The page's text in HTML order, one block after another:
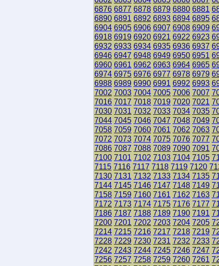
6876 6877 6878 6879 6880 6881
6890 6891 6892 6893 6894 6895
6904 6905 6906 6907 6908 6909
6918 6919 6920 6921 6922 6923
6932 6933 6934 6935 6936 6937
6946 6947 6948 6949 6950 6951
6960 6961 6962 6963 6964 6965
6974 6975 6976 6977 6978 6979
6988 6989 6990 6991 6992 6993
7002 7003 7004 7005 7006 7007
7016 7017 7018 7019 7020 7021
7030 7031 7032 7033 7034 7035
7044 7045 7046 7047 7048 7049
7058 7059 7060 7061 7062 7063
7072 7073 7074 7075 7076 7077
7086 7087 7088 7089 7090 7091
7100 7101 7102 7103 7104 7105
7115 7116 7117 7118 7119 7120
7130 7131 7132 7133 7134 7135
7144 7145 7146 7147 7148 7149
7158 7159 7160 7161 7162 7163
7172 7173 7174 7175 7176 7177
7186 7187 7188 7189 7190 7191
7200 7201 7202 7203 7204 7205
7214 7215 7216 7217 7218 7219
7228 7229 7230 7231 7232 7233
7242 7243 7244 7245 7246 7247
7256 7257 7258 7259 7260 7261